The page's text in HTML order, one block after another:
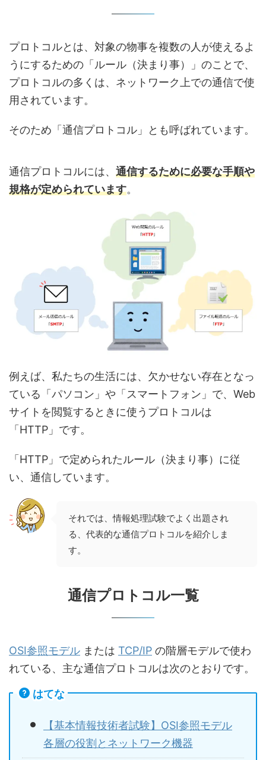
プロトコルとは、対象の物事を複数の人が使えるよ
うにするための「ルール（決まり事）」のことで、
プロトコルの多くは、ネットワーク上での通信で使
用されています。
そのため「通信プロトコル」とも呼ばれています。
通信プロトコルには、 通信するために必要な手順や
規格が定められています。
例えば、私たちの生活には、欠かせない存在となっ
ている「パソコン」や「スマートフォン」で、Web
サイトを閲覧するときに使うプロトコルは
「HTTP」です。
「HTTP」で定められたルール（決まり事）に従
い、通信しています。
それでは、情報処理試験でよく出題され
る、代表的な通信プロトコルを紹介しま
す。
通信プロトコル一覧
OSI参照モデル または TCP/IP の階層モデルで使わ
れている、主な通信プロトコルは次のとおりです。
はてな
【基本情報技術者試験】OSI参照モデル
各層の役割とネットワーク機器